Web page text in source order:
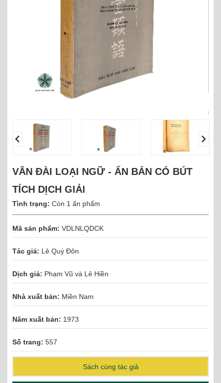
VÂN ĐÀI LOẠI NGỮ - ẤN BẢN CÓ BÚT
TÍCH DỊCH GIẢI
Tình trạng: Còn 1 ấn phẩm
Mã sản phẩm: VDLNLQDCK
Tác giả: Lê Quý Đôn
Dịch giả: Phạm Vũ và Lê Hiền
Nhà xuất bản: Miền Nam
Năm xuất bản: 1973
Số trang: 557
Sách cùng tác giả